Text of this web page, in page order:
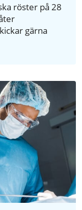
röster på 28
gärna